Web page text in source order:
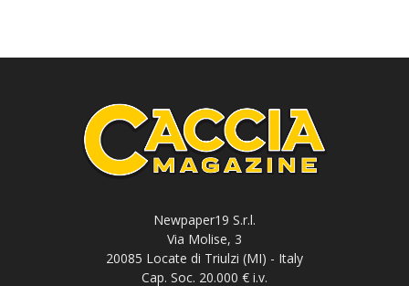
Newpaper19 S.r.l.
Via Molise, 3
20085 Locate di Triulzi (MI) - Italy
Cap. Soc. 20.000 € i.v.